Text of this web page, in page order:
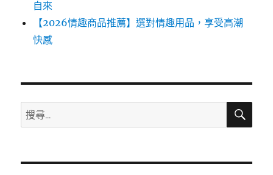
自來
【2026情趣商品推薦】選對情趣用品，享受高潮
快感
搜
尋
鍵
搜